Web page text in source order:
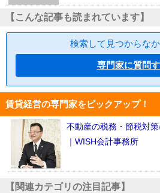
【こんな記事も読まれています】
検索して見つからな
専門家に質問
賃貸経営の専門家をピックアップ！
不動産の税務・節税対
｜WISH会計事務所
【関連カテゴリの注目記事】